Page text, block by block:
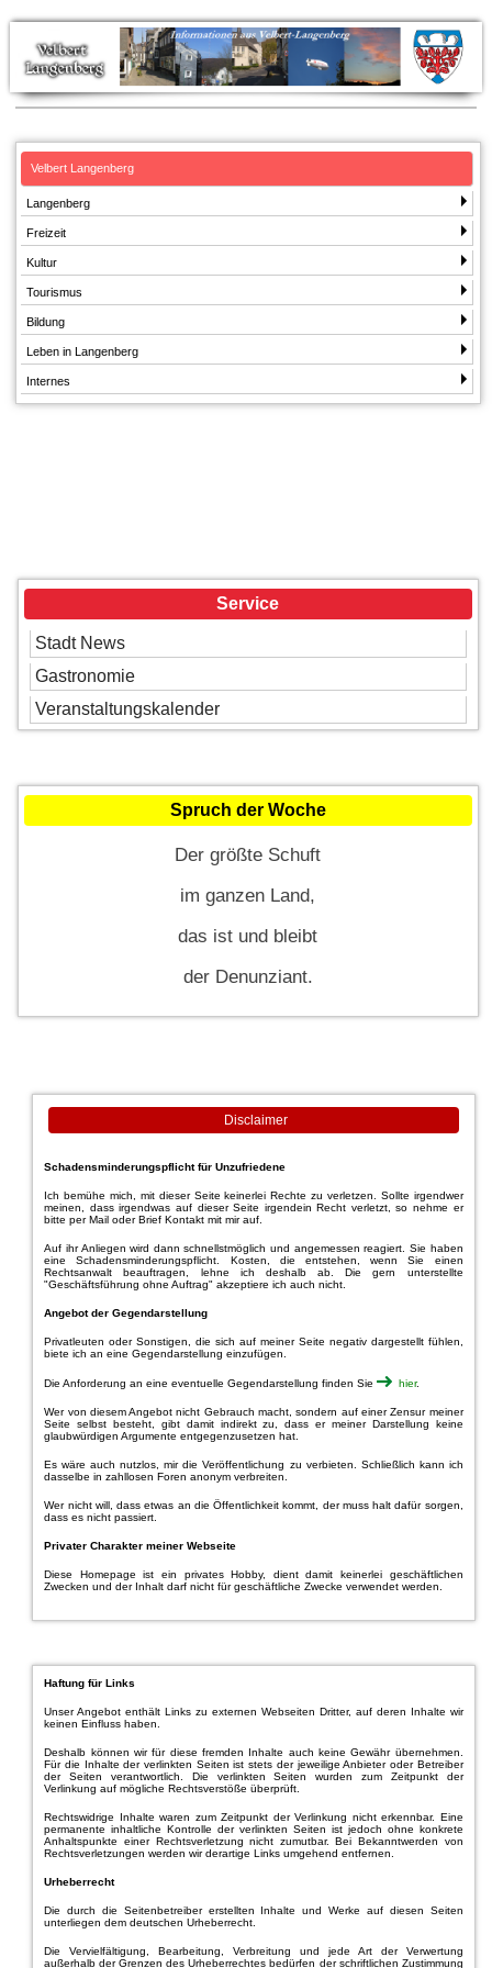
Velbert Langenberg
Langenberg
Freizeit
Kultur
Tourismus
Bildung
Leben in Langenberg
Internes
Service
Stadt News
Gastronomie
Veranstaltungskalender
Spruch der Woche
Der größte Schuft
im ganzen Land,
das ist und bleibt
der Denunziant.
Disclaimer
Schadensminderungspflicht für Unzufriedene
Ich bemühe mich, mit dieser Seite keinerlei Rechte zu verletzen. Sollte irgendwer
meinen, dass irgendwas auf dieser Seite irgendein Recht verletzt, so nehme er
bitte per Mail oder Brief Kontakt mit mir auf.
Auf ihr Anliegen wird dann schnellstmöglich und angemessen reagiert. Sie haben
eine Schadensminderungspflicht. Kosten, die entstehen, wenn Sie einen
Rechtsanwalt beauftragen, lehne ich deshalb ab. Die gern unterstellte
"Geschäftsführung ohne Auftrag" akzeptiere ich auch nicht.
Angebot der Gegendarstellung
Privatleuten oder Sonstigen, die sich auf meiner Seite negativ dargestellt fühlen,
biete ich an eine Gegendarstellung einzufügen.
Die Anforderung an eine eventuelle Gegendarstellung finden Sie hier.
Wer von diesem Angebot nicht Gebrauch macht, sondern auf einer Zensur meiner
Seite selbst besteht, gibt damit indirekt zu, dass er meiner Darstellung keine
glaubwürdigen Argumente entgegenzusetzen hat.
Es wäre auch nutzlos, mir die Veröffentlichung zu verbieten. Schließlich kann ich
dasselbe in zahllosen Foren anonym verbreiten.
Wer nicht will, dass etwas an die Öffentlichkeit kommt, der muss halt dafür sorgen,
dass es nicht passiert.
Privater Charakter meiner Webseite
Diese Homepage ist ein privates Hobby, dient damit keinerlei geschäftlichen
Zwecken und der Inhalt darf nicht für geschäftliche Zwecke verwendet werden.
Haftung für Links
Unser Angebot enthält Links zu externen Webseiten Dritter, auf deren Inhalte wir
keinen Einfluss haben.
Deshalb können wir für diese fremden Inhalte auch keine Gewähr übernehmen.
Für die Inhalte der verlinkten Seiten ist stets der jeweilige Anbieter oder Betreiber
der Seiten verantwortlich. Die verlinkten Seiten wurden zum Zeitpunkt der
Verlinkung auf mögliche Rechtsverstöße überprüft.
Rechtswidrige Inhalte waren zum Zeitpunkt der Verlinkung nicht erkennbar. Eine
permanente inhaltliche Kontrolle der verlinkten Seiten ist jedoch ohne konkrete
Anhaltspunkte einer Rechtsverletzung nicht zumutbar. Bei Bekanntwerden von
Rechtsverletzungen werden wir derartige Links umgehend entfernen.
Urheberrecht
Die durch die Seitenbetreiber erstellten Inhalte und Werke auf diesen Seiten
unterliegen dem deutschen Urheberrecht.
Die Vervielfältigung, Bearbeitung, Verbreitung und jede Art der Verwertung
außerhalb der Grenzen des Urheberrechtes bedürfen der schriftlichen Zustimmung